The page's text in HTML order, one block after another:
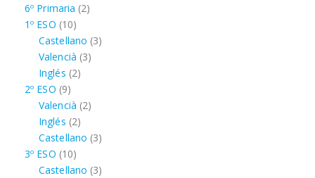
productos
6º Primaria 22
1º ESO 1010
productos
Castellano 33
Valencià 33
Inglés 22
2º ESO 99
productos
Valencià 22
Inglés 22
productos
Castellano 33
3º ESO 1010
productos
Castellano 33